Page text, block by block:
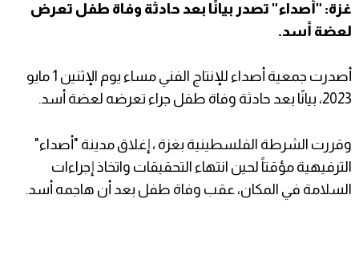
غزة: "أصداء" تصدر بيانًا بعد حادثة وفاة طفل تعرض
لعضة أسد.
أصدرت جمعية أصداء للإنتاج الفني مساء يوم الإثنين 1 مايو
2023، بيانًا بعد حادثة وفاة طفل جراء تعرضه لعضة أسد.
وقررت الشرطة الفلسطينية بغزة ، إغلاق مدينة "أصداء"
الترفيهية مؤقتاً لحين انتهاء التحقيقات واتخاذ إجراءات
السلامة في المكان، عقب وفاة طفل بعد أن هاجمه أسد.